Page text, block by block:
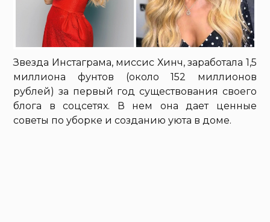
Звезда Инстаграма, миссис Хинч, заработала 1,5
миллиона фунтов (около 152 миллионов
рублей) за первый год существования своего
блога в соцсетях. В нем она дает ценные
советы по уборке и созданию уюта в доме.